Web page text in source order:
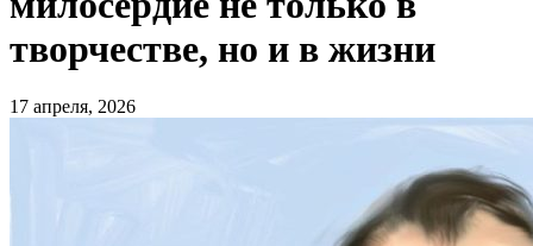
творчестве, но и в жизни
17 апреля, 2026